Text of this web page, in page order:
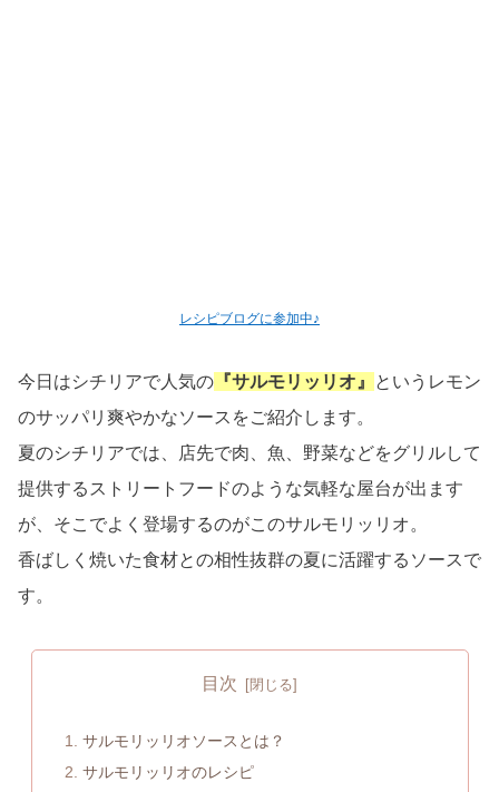
レシピブログに参加中♪
今日はシチリアで人気の 『サルモリッリオ』
というレモン
のサッパリ爽やかなソースをご紹介します。
夏のシチリアでは、店先で肉、魚、野菜などをグリルして
提供するストリートフードのような気軽な屋台が出ます
が、そこでよく登場するのがこのサルモリッリオ。
香ばしく焼いた食材との相性抜群の夏に活躍するソースで
す。
目次
サルモリッリオソースとは？
サルモリッリオのレシピ